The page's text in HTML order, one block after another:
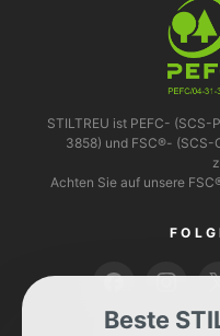
STILTREU ist PEFC-
3858) und FSC®-
Achten Sie auf unsere
Beste